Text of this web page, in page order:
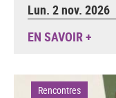
Lun. 2 nov. 2026
EN SAVOIR +
Rencontres